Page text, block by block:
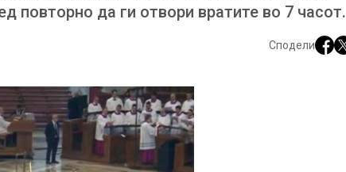
повторно да ги отвори вратите во 7 часот.
Сподели